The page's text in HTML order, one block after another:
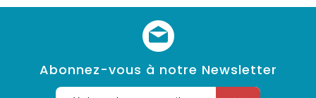
Abonnez-vous à notre Newsletter